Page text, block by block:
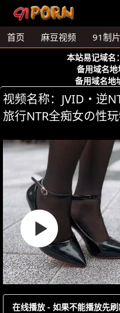
首页 麻豆视频 91制
本站易记域名：
备用域名地
备用域名地
视频名称：JVID・逆
旅行NTR全痴女の性
在线播放 - 如果不能播放先刷